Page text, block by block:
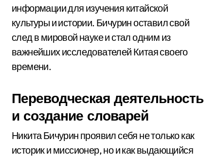
информации для изучения китайской
культуры и истории. Бичурин оставил свой
след в мировой науке и стал одним из
важнейших исследователей Китая своего
времени.
Переводческая деятельность
и создание словарей
Никита Бичурин проявил себя не только как
историк и миссионер, но и как выдающийся